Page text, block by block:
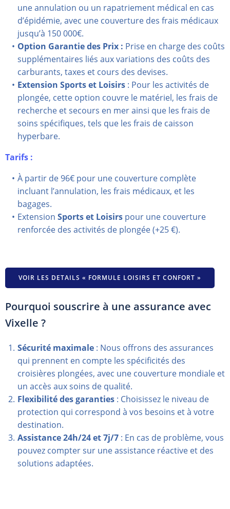
une annulation ou un rapatriement médical en cas
d’épidémie, avec une couverture des frais médicaux
jusqu’à 150 000€.
Option Garantie des Prix : Prise en charge des coûts
supplémentaires liés aux variations des coûts des
carburants, taxes et cours des devises.
Extension Sports et Loisirs: Pour les activités de
plongée, cette option couvre le matériel, les frais de
recherche et secours en mer ainsi que les frais de
soins spécifiques, tels que les frais de caisson
hyperbare.
Tarifs :
À partir de 96€ pour une couverture complète
incluant l’annulation, les frais médicaux, et les
bagages.
Extension Sports et Loisirspour une couverture
renforcée des activités de plongée (+25 €).
VOIR LES DETAILS « FORMULE LOISIRS ET CONFORT »
Pourquoi souscrire à une assurance avec
Vixelle ?
Sécurité maximale: Nous offrons des assurances
qui prennent en compte les spécificités des
croisières plongées, avec une couverture mondiale et
un accès aux soins de qualité.
Flexibilité des garanties: Choisissez le niveau de
protection qui correspond à vos besoins et à votre
destination.
Assistance 24h/24 et 7j/7: En cas de problème, vous
pouvez compter sur une assistance réactive et des
solutions adaptées.